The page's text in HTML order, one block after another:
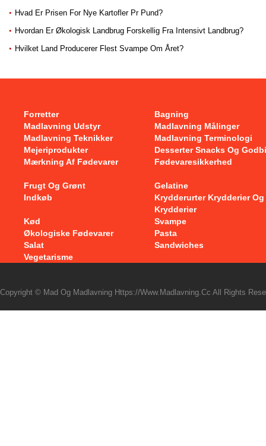
Hvad Er Prisen For Nye Kartofler Pr Pund?
Hvordan Er Økologisk Landbrug Forskellig Fra Intensivt Landbrug?
Hvilket Land Producerer Flest Svampe Om Året?
Forretter
Bagning
Madlavning Udstyr
Madlavning Målinger
Madlavning Teknikker
Madlavning Terminologi
Mejeriprodukter
Desserter Snacks Og
Mærkning Af Fødevarer
Fødevaresikkerhed
Frugt Og Grønt
Gelatine
Indkøb
Krydderurter Krydderier Og
Krydderier
Kød
Svampe
Økologiske Fødevarer
Pasta
Salat
Sandwiches
Vegetarisme
Copyright © Mad Og Madlavning Https://www.madlavning.cc All Rights